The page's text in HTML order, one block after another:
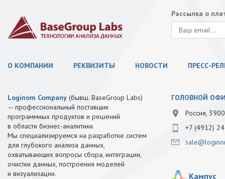
Рассылка о
О КОМПАНИИ РЕКВИЗИТЫ НОВОСТИ ПРЕСС-
Loginom Company (бывш. BaseGroup Labs)
— профессиональный поставщик
программных продуктов и решений
в области бизнес-аналитики.
Мы специализируемся на разработке систем
для глубокого анализа данных,
охватывающих вопросы сбора, интеграции,
очистки данных, построения моделей
и визуализации.
ГОЛОВНОЙ
Россия,
+7 (4912)
Кампус